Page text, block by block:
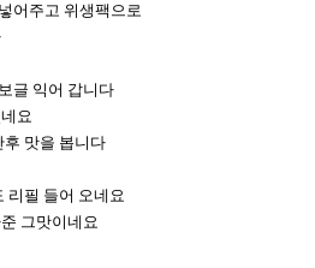
어주고 위생팩으로
글 익어 갑니다
요
후 맛을 봅니다
리필 들어 오네요
그맛이네요